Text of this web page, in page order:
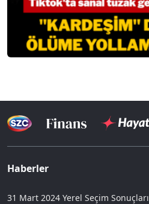
Haberler
31 Mart 2024 Yerel Seçim Sonuçları